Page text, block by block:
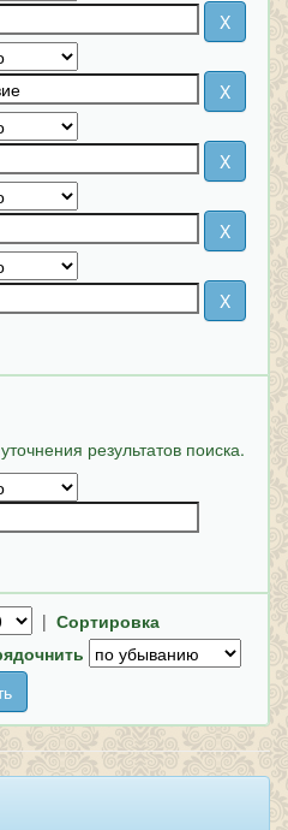
результатов поиска.
| Сортировка